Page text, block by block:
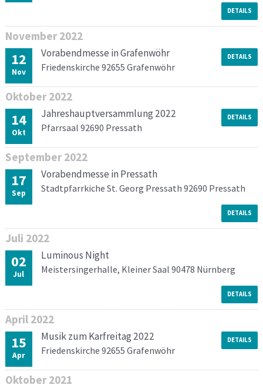
DETAILS
November 2022
12
Nov
Vorabendmesse in Grafenwöhr
Friedenskirche 92655 Grafenwöhr
DETAILS
Oktober 2022
14
Okt
Jahreshauptversammlung 2022
Pfarrsaal 92690 Pressath
DETAILS
September 2022
17
Sep
Vorabendmesse in Pressath
Stadtpfarrkiche St. Georg Pressath 92690 Pressath
DETAILS
Juli 2022
02
Jul
Luminous Night
Meistersingerhalle, Kleiner Saal 90478 Nürnberg
DETAILS
April 2022
15
Apr
Musik zum Karfreitag 2022
Friedenskirche 92655 Grafenwöhr
DETAILS
Oktober 2021